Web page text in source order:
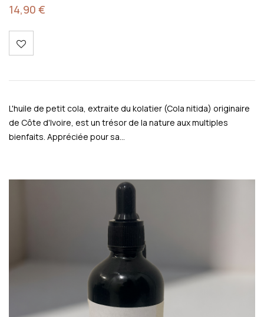
14,90 €
L'huile de petit cola, extraite du kolatier (Cola nitida) originaire
de Côte d'Ivoire, est un trésor de la nature aux multiples
bienfaits. Appréciée pour sa…